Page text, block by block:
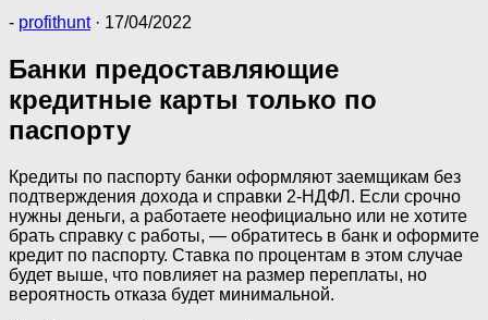
- profithunt · 17/04/2022
Банки предоставляющие
кредитные карты только по
паспорту
Кредиты по паспорту банки оформляют заемщикам без
подтверждения дохода и справки 2-НДФЛ. Если срочно
нужны деньги, а работаете неофициально или не хотите
брать справку с работы, — обратитесь в банк и оформите
кредит по паспорту. Ставка по процентам в этом случае
будет выше, что повлияет на размер переплаты, но
вероятность отказа будет минимальной.